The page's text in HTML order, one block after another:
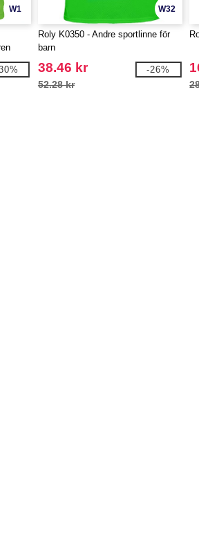
W1 W32
Roly K0350 - Andre sportlinne för
barn
38.46 kr
52.28 kr
-26%